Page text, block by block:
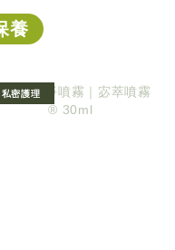
養
私密護理